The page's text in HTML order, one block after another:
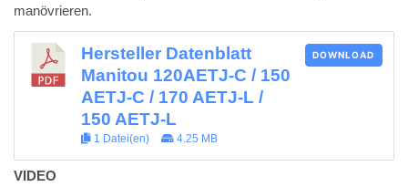
manövrieren.
Hersteller Datenblatt
Manitou 120AETJ-C / 150
AETJ-C / 170 AETJ-L /
150 AETJ-L
1 Datei(en) 4.25 MB
DOWNLOAD
VIDEO